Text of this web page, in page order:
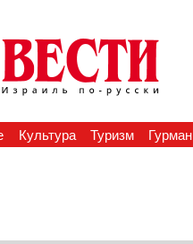
Культура Туризм Гурман